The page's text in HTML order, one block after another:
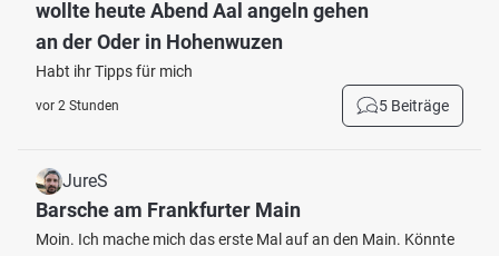
wollte heute Abend Aal angeln gehen
an der Oder in Hohenwuzen
Habt ihr Tipps für mich
vor 2 Stunden 5 Beiträge
JureS
Barsche am Frankfurter Main
Moin. Ich mache mich das erste Mal auf an den Main. Könnte